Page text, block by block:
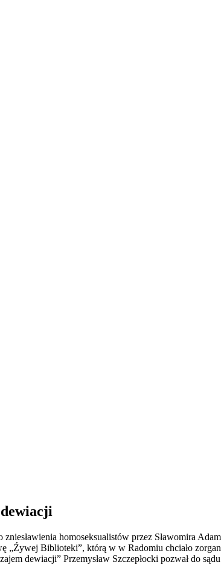
homoseksualistów przez Sławomira
Biblioteki”, którą w w Radomiu chciało
dewiacji” Przemysław Szczepłocki pozwał do